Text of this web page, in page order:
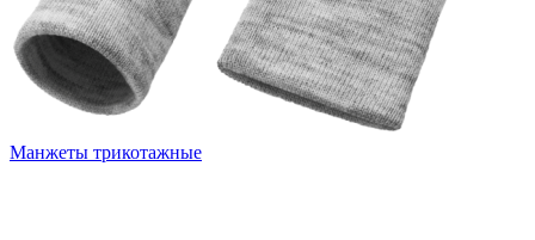
Манжеты трикотажные